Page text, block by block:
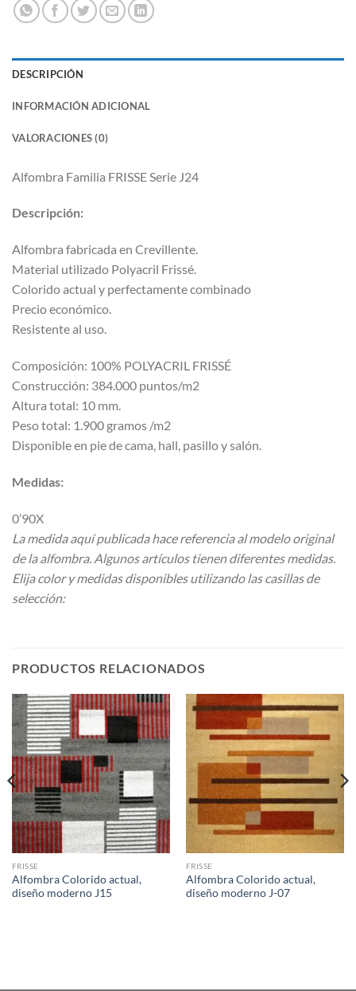
DESCRIPCIÓN
INFORMACIÓN ADICIONAL
VALORACIONES (0)
Alfombra Familia FRISSE Serie J24
Descripción:
Alfombra fabricada en Crevillente.
Material utilizado Polyacril Frissé.
Colorido actual y perfectamente combinado
Precio económico.
Resistente al uso.
Composición: 100% POLYACRIL FRISSÉ
Construcción: 384.000 puntos/m2
Altura total: 10 mm.
Peso total: 1.900 gramos /m2
Disponible en pie de cama, hall, pasillo y salón.
Medidas:
0’90X
La medida aquí publicada hace referencia al modelo original
de la alfombra. Algunos artículos tienen diferentes medidas.
Elija color y medidas disponibles utilizando las casillas de
selección:
PRODUCTOS RELACIONADOS
FRISSE
Alfombra Colorido actual,
diseño moderno J15
FRISSE
Alfombra Colorido actual,
diseño moderno J-07